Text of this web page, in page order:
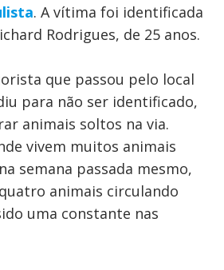
. A vítima foi identificada
Rodrigues, de 25 anos.
que passou pelo local
para não ser identificado,
animais soltos na via.
vivem muitos animais
semana passada mesmo,
animais circulando
uma constante nas